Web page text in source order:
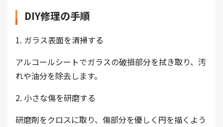
DIY修理の手順
1. ガラス表面を清掃する
アルコールシートでガラスの破損部分を拭き取り、汚
れや油分を除去します。
2. 小さな傷を研磨する
研磨剤をクロスに取り、傷部分を優しく円を描くよう